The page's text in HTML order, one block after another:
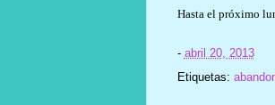
Hasta el próximo
- abril 20, 2013
Etiquetas: